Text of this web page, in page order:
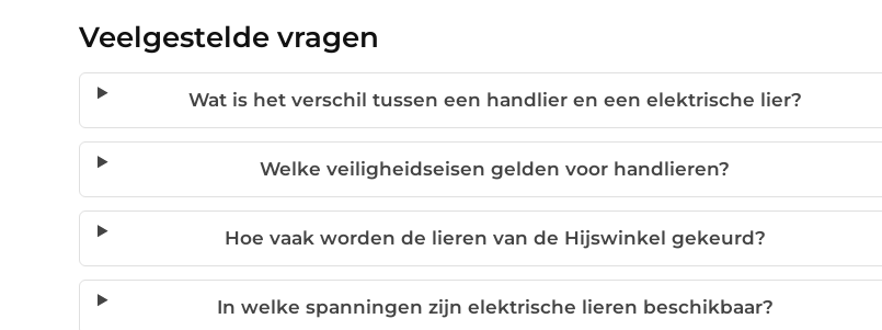
Veelgestelde vragen
Wat is het verschil tussen een handlier en een elektrische lier?
Welke veiligheidseisen gelden voor handlieren?
Hoe vaak worden de lieren van de Hijswinkel gekeurd?
In welke spanningen zijn elektrische lieren beschikbaar?